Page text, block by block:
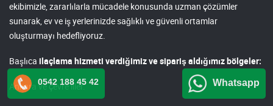
ekibimizle, zararlılarla mücadele konusunda uzman çözümler
sunarak, ev ve iş yerlerinizde sağlıklı ve güvenli ortamlar
oluşturmayı hedefliyoruz.
Başlıca ilaçlama hizmeti verdiğimiz ve sipariş aldığımız bölgeler:
Ankara ve çevre iller.
0542 188 45 42 Whatsapp